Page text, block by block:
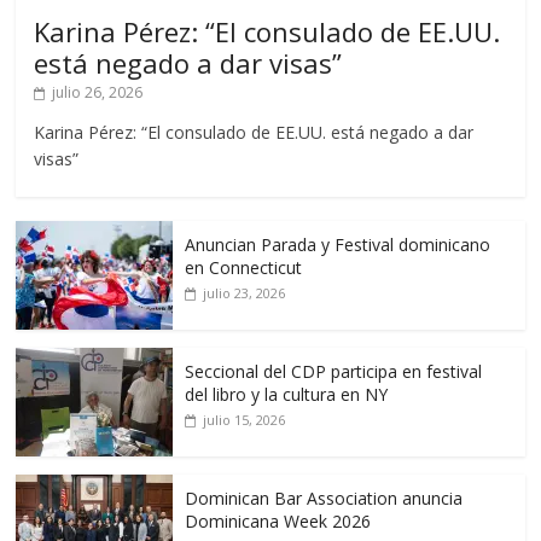
Karina Pérez: “El consulado de EE.UU.
está negado a dar visas”
julio 26, 2026
Karina Pérez: “El consulado de EE.UU. está negado a dar
visas”
Anuncian Parada y Festival dominicano
en Connecticut
julio 23, 2026
Seccional del CDP participa en festival
del libro y la cultura en NY
julio 15, 2026
Dominican Bar Association anuncia
Dominicana Week 2026